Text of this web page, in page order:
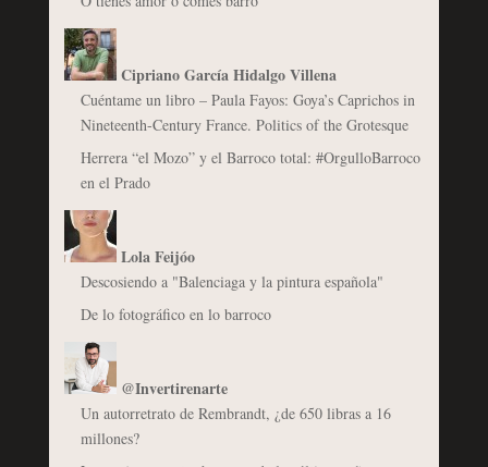
Cipriano García Hidalgo Villena
Cuéntame un libro – Paula Fayos: Goya’s Caprichos in
Nineteenth-Century France. Politics of the Grotesque
Herrera “el Mozo” y el Barroco total: #OrgulloBarroco
en el Prado
Lola Feijóo
Descosiendo a "Balenciaga y la pintura española"
De lo fotográfico en lo barroco
@Invertirenarte
Un autorretrato de Rembrandt, ¿de 650 libras a 16
millones?